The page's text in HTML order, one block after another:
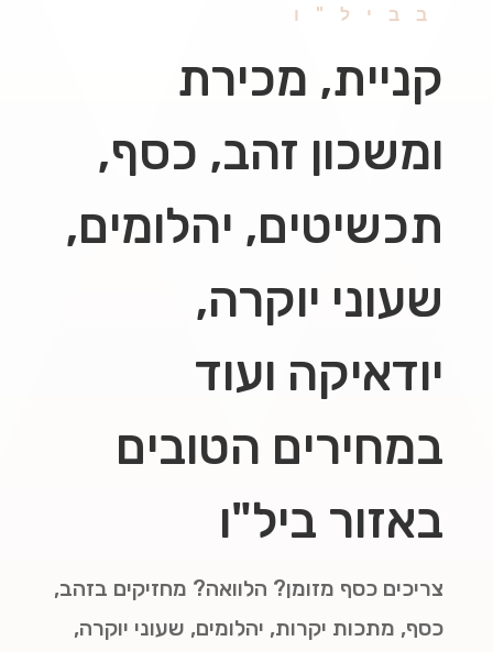
בביל"ו
קניית, מכירת
ומשכון זהב, כסף,
תכשיטים, יהלומים,
שעוני יוקרה,
יודאיקה ועוד
במחירים הטובים
באזור ביל"ו
צריכים כסף מזומן? הלוואה? מחזיקים בזהב,
כסף, מתכות יקרות, יהלומים, שעוני יוקרה,